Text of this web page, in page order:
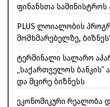
ფინანსთა სამინისტროს
PLUS ლოიალობის
მომხმარებელზე,
ტერმინალი სალარო
„საქართველოს ბანკის“
და მცირე ბიზნესს
ეკონომიკური რეალობა